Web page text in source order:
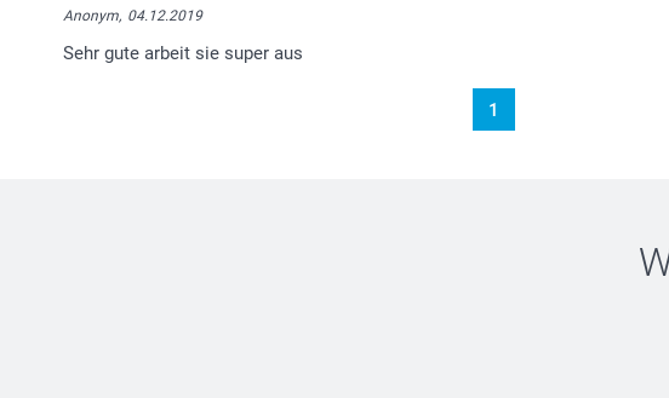
Anonym, 04.12.2019
Sehr gute arbeit sie super aus
1